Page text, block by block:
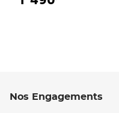
Nos Engagements